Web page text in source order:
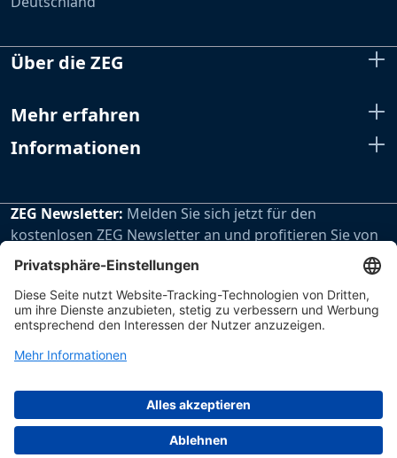
Über die ZEG
Mehr erfahren
Informationen
ZEG Newsletter: Melden Sie sich jetzt für den
kostenlosen ZEG Newsletter an und profitieren Sie von
den extra Vorteilen unseres regelmäßig erscheinenden
Newsletters.
Zur Newsletteranmeldung
Impressum Datenschutz Hinweisgebersystem